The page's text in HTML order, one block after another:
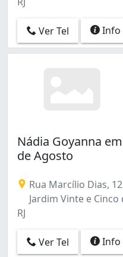
Ver Tel Info
Nádia Goyanna
de Agosto
Rua Marcílio Dias,
Jardim Vinte e
RJ
Ver Tel Info